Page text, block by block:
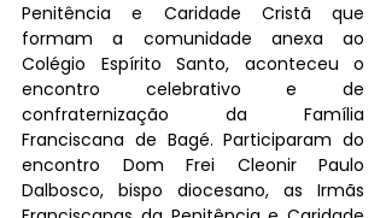
Penitência e Caridade Cristã que
formam a comunidade anexa ao
Colégio Espírito Santo, aconteceu o
encontro celebrativo e de
confraternização da Família
Franciscana de Bagé. Participaram do
encontro Dom Frei Cleonir Paulo
Dalbosco, bispo diocesano, as Irmãs